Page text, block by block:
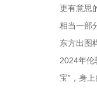
更有意思
相当一部
东方出图
2024年伦
宝”，身